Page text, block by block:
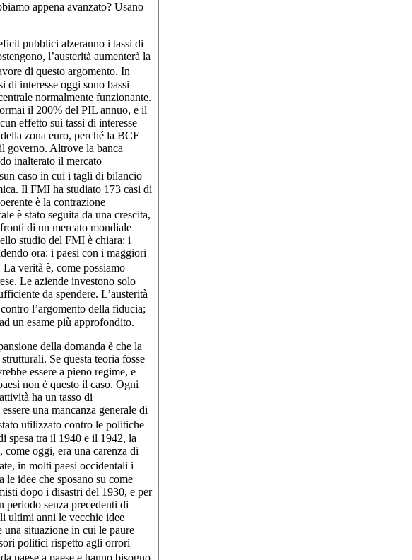
appena avanzato? Usano
pubblici alzeranno i tassi di
l’austerità aumenterà la
di questo argomento. In
di interesse oggi sono bassi
normalmente funzionante.
il 200% del PIL annuo, e il
effetto sui tassi di interesse
zona euro, perché la BCE
governo. Altrove la banca
inalterato il mercato
caso in cui i tagli di bilancio
Il FMI ha studiato 173 casi di
è la contrazione
è stato seguita da una crescita,
di un mercato mondiale
studio del FMI è chiara: i
ora: i paesi con i maggiori
verità è, come possiamo
Le aziende investono solo
da spendere. L’austerità
l’argomento della fiducia;
un esame più approfondito.
della domanda è che la
Se questa teoria fosse
essere a pieno regime, e
non è questo il caso. Ogni
ha un tasso di
una mancanza generale di
utilizzato contro le politiche
spesa tra il 1940 e il 1942, la
oggi, era una carenza di
in molti paesi occidentali i
idee che sposano su come
dopo i disastri del 1930, e per
periodo senza precedenti di
ultimi anni le vecchie idee
situazione in cui le paure
politici rispetto agli orrori
paese a paese e hanno bisogno